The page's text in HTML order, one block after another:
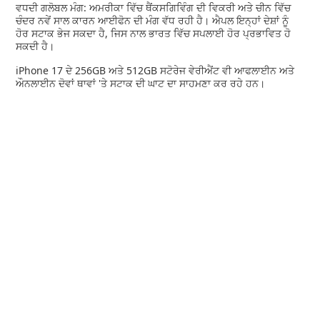
ਵਧਦੀ ਗਲੋਬਲ ਮੰਗ: ਅਮਰੀਕਾ ਵਿੱਚ ਥੈਂਕਸਗਿਵਿੰਗ ਦੀ ਵਿਕਰੀ ਅਤੇ ਚੀਨ ਵਿੱਚ
ਚੰਦਰ ਨਵੇਂ ਸਾਲ ਕਾਰਨ ਆਈਫੋਨ ਦੀ ਮੰਗ ਵੱਧ ਰਹੀ ਹੈ। ਐਪਲ ਇਨ੍ਹਾਂ ਦੇਸ਼ਾਂ ਨੂੰ
ਹੋਰ ਸਟਾਕ ਭੇਜ ਸਕਦਾ ਹੈ, ਜਿਸ ਨਾਲ ਭਾਰਤ ਵਿੱਚ ਸਪਲਾਈ ਹੋਰ ਪ੍ਰਭਾਵਿਤ ਹੋ
ਸਕਦੀ ਹੈ।
iPhone 17 ਦੇ 256GB ਅਤੇ 512GB ਸਟੋਰੇਜ ਵੇਰੀਐਂਟ ਵੀ ਆਫਲਾਈਨ ਅਤੇ
ਔਨਲਾਈਨ ਦੋਵਾਂ ਥਾਵਾਂ 'ਤੇ ਸਟਾਕ ਦੀ ਘਾਟ ਦਾ ਸਾਹਮਣਾ ਕਰ ਰਹੇ ਹਨ।